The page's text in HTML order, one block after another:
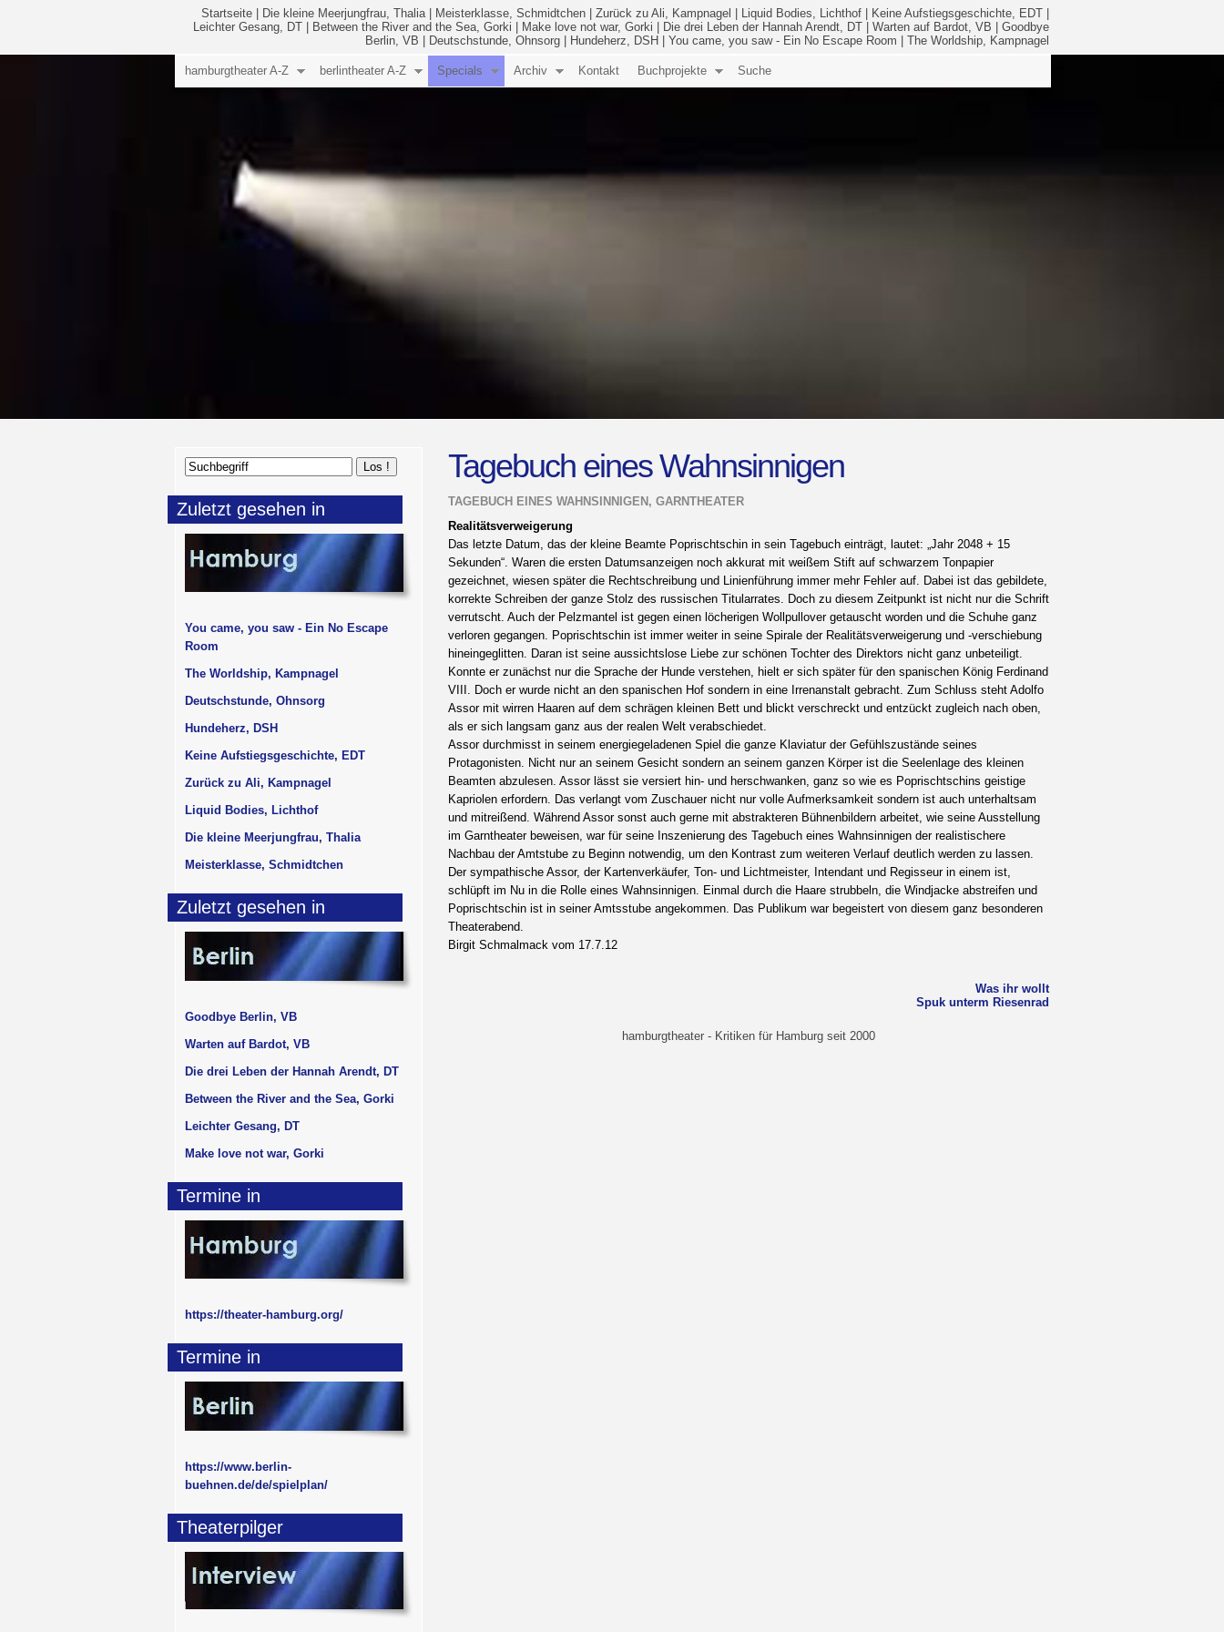
Startseite Die kleine Meerjungfrau, Thalia| Meisterklasse, Schmidtchen Zurück zu Ali, Kampnagel Liquid Bodies, Lichthof Keine Aufstiegsgeschichte, EDT
Leichter Gesang, DT
Between the River and the Sea, Gorki Make love not war, Gorki Die drei Leben der Hannah Arendt, DT Warten auf Bardot, VB
Goodbye
Berlin, VB
Deutschstunde, Ohnsorg Hundeherz, DSH You came, you saw - Ein No Escape Room The Worldship, Kampnagel
hamburgtheater A-Z berlintheater A-Z Specials Archiv Kontakt Buchprojekte Suche
Tagebuch eines Wahnsinnigen
TAGEBUCH EINES WAHNSINNIGEN, GARNTHEATER
Realitätsverweigerung
Das letzte Datum, das der kleine Beamte Poprischtschin in sein Tagebuch einträgt, lautet: „Jahr 2048 + 15
Sekunden“. Waren die ersten Datumsanzeigen noch akkurat mit weißem Stift auf schwarzem Tonpapier
gezeichnet, wiesen später die Rechtschreibung und Linienführung immer mehr Fehler auf. Dabei ist das gebildete,
korrekte Schreiben der ganze Stolz des russischen Titularrates. Doch zu diesem Zeitpunkt ist nicht nur die Schrift
verrutscht. Auch der Pelzmantel ist gegen einen löcherigen Wollpullover getauscht worden und die Schuhe ganz
verloren gegangen. Poprischtschin ist immer weiter in seine Spirale der Realitätsverweigerung und -verschiebung
hineingeglitten. Daran ist seine aussichtslose Liebe zur schönen Tochter des Direktors nicht ganz unbeteiligt.
Konnte er zunächst nur die Sprache der Hunde verstehen, hielt er sich später für den spanischen König Ferdinand
VIII. Doch er wurde nicht an den spanischen Hof sondern in eine Irrenanstalt gebracht. Zum Schluss steht Adolfo
Assor mit wirren Haaren auf dem schrägen kleinen Bett und blickt verschreckt und entzückt zugleich nach oben,
als er sich langsam ganz aus der realen Welt verabschiedet.
Assor durchmisst in seinem energiegeladenen Spiel die ganze Klaviatur der Gefühlszustände seines
Protagonisten. Nicht nur an seinem Gesicht sondern an seinem ganzen Körper ist die Seelenlage des kleinen
Beamten abzulesen. Assor lässt sie versiert hin- und herschwanken, ganz so wie es Poprischtschins geistige
Kapriolen erfordern. Das verlangt vom Zuschauer nicht nur volle Aufmerksamkeit sondern ist auch unterhaltsam
und mitreißend. Während Assor sonst auch gerne mit abstrakteren Bühnenbildern arbeitet, wie seine Ausstellung
im Garntheater beweisen, war für seine Inszenierung des Tagebuch eines Wahnsinnigen der realistischere
Nachbau der Amtstube zu Beginn notwendig, um den Kontrast zum weiteren Verlauf deutlich werden zu lassen.
Der sympathische Assor, der Kartenverkäufer, Ton- und Lichtmeister, Intendant und Regisseur in einem ist,
schlüpft im Nu in die Rolle eines Wahnsinnigen. Einmal durch die Haare strubbeln, die Windjacke abstreifen und
Poprischtschin ist in seiner Amtsstube angekommen. Das Publikum war begeistert von diesem ganz besonderen
Theaterabend.
Birgit Schmalmack vom 17.7.12
Was ihr wollt
Spuk unterm Riesenrad
hamburgtheater - Kritiken für Hamburg seit 2000
Zuletzt gesehen in
You came, you saw - Ein No Escape
Room
The Worldship, Kampnagel
Deutschstunde, Ohnsorg
Hundeherz, DSH
Keine Aufstiegsgeschichte, EDT
Zurück zu Ali, Kampnagel
Liquid Bodies, Lichthof
Die kleine Meerjungfrau, Thalia
Meisterklasse, Schmidtchen
Zuletzt gesehen in
Goodbye Berlin, VB
Warten auf Bardot, VB
Die drei Leben der Hannah Arendt, DT
Between the River and the Sea, Gorki
Leichter Gesang, DT
Make love not war, Gorki
Termine in
https://theater-hamburg.org/
Termine in
https://www.berlin-
buehnen.de/de/spielplan/
Theaterpilger